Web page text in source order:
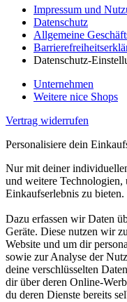
Impressum und
Datenschutz
Allgemeine
Datenschutz-
Unternehmen
Weitere nice Shops
Vertrag widerrufen
Personalisiere dein
Nur mit deiner
und weitere Technologien,
Einkaufserlebnis zu bieten.
Dazu erfassen wir Daten
Geräte. Diese nutzen wir
Website und um dir
sowie zur Analyse der
deine verschlüsselten
dir über deren Online-
du deren Dienste bereits